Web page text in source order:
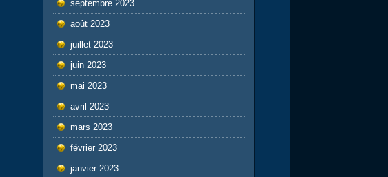
septembre 2023
août 2023
juillet 2023
juin 2023
mai 2023
avril 2023
mars 2023
février 2023
janvier 2023